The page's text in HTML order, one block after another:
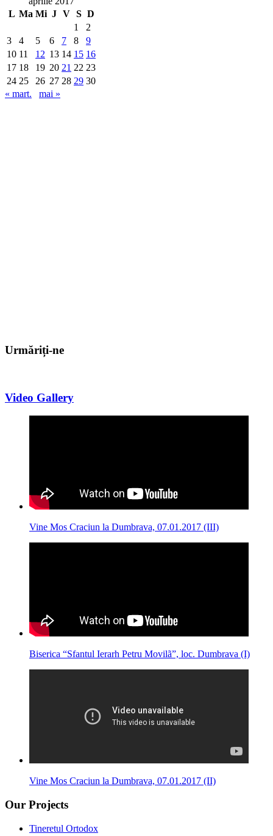
L Ma Mi J V S D
1
2
3
4 5 6 7 8
9
10 11 12 13 14 15 16
17 18 19 20 21 22 23
24 25 26 27 28 29 30
« mart.
mai »
Urmăriți-ne
Video Gallery
Vine Mos Craciun la Dumbrava, 07.01.2017 (III)
Biserica “Sfantul Ierarh Petru Movilã”, loc. Dumbrava (I)
Vine Mos Craciun la Dumbrava, 07.01.2017 (II)
Our Projects
Tineretul Ortodox